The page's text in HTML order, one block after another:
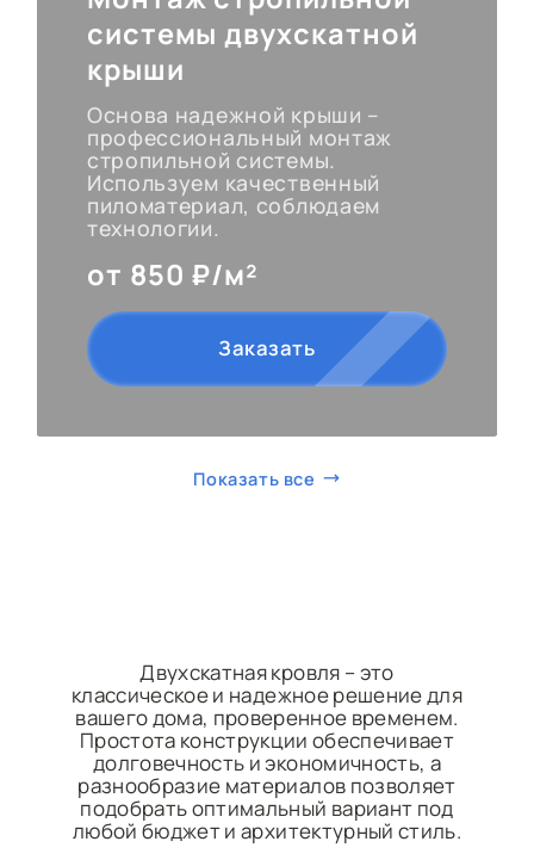
системы двухскатной
крыши
Основа надежной крыши –
профессиональный монтаж
стропильной системы.
Используем качественный
пиломатериал, соблюдаем
технологии.
от 850 ₽/м²
Заказать
Показать все
Двухскатная кровля – это
классическое и надежное решение для
вашего дома, проверенное временем.
Простота конструкции обеспечивает
долговечность и экономичность, а
разнообразие материалов позволяет
подобрать оптимальный вариант под
любой бюджет и архитектурный стиль.